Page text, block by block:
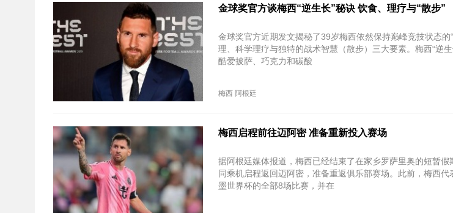
金球奖官方谈梅西“逆生长”秘诀 饮食、理疗与“散步”
金球奖官方近期发文揭秘了39岁梅西依然保持巅峰竞技状态的
理、科学理疗与独特的战术智慧（散步）三大要素。梅西“逆
酷爱披萨、巧克力和碳酸
梅西 阿根廷
梅西启程前往迈阿密 准备重新投入赛场
据阿根廷媒体报道，梅西已经结束了在家乡罗萨里奥的短暂
同乘机启程返回迈阿密，准备重返俱乐部赛场。此前，梅西
墨世界杯的全部8场比赛，并在